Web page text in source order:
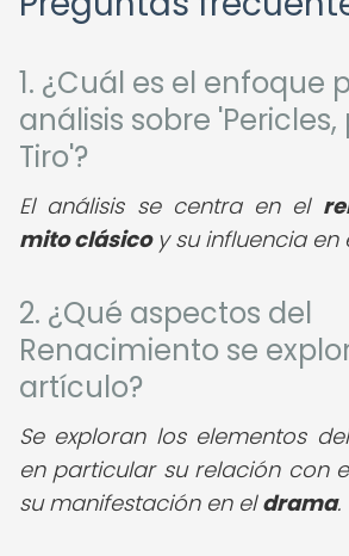
1. ¿Cuál es el enfoque
análisis sobre
Tiro'?
El análisis se centra en el
mito clásicoy su influencia en
2. ¿Qué aspectos del
Renacimiento se
artículo?
Se exploran los elementos
en particular su relación con
su manifestación en eldrama.